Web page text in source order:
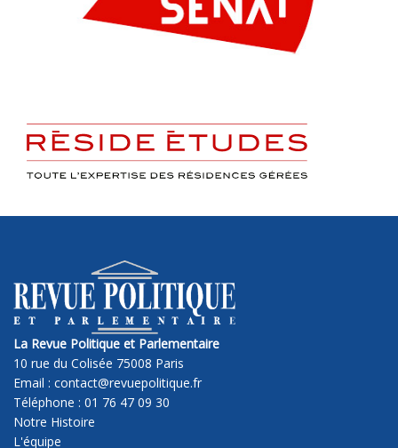
La Revue Politique et Parlementaire
10 rue du Colisée 75008 Paris
Email : contact@revuepolitique.fr
Téléphone : 01 76 47 09 30
Notre Histoire
L'équipe